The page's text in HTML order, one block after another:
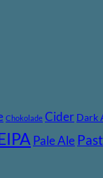
Chokolade Cider Dark
Pale Ale